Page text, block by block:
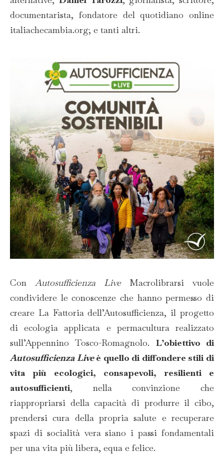
documentarista, fondatore del quotidiano online
italiachecambia.org; e tanti altri.
Con Autosufficienza Live Macrolibrarsi vuole
condividere le conoscenze che hanno permesso di
creare La Fattoria dell’Autosufficienza, il progetto
di ecologia applicata e permacultura realizzato
sull’Appennino Tosco-Romagnolo. L’obiettivo di
Autosufficienza Liveè quello di diffondere stili di
vita più ecologici, consapevoli, resilienti e
autosufficienti, nella convinzione che
riappropriarsi della capacità di produrre il cibo,
prendersi cura della propria salute e recuperare
spazi di socialità vera siano i passi fondamentali
per una vita più libera, equa e felice.